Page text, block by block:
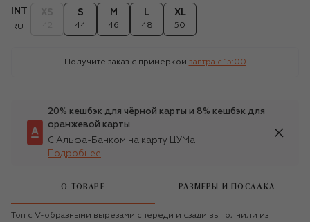
INT
RU
S
44
M
46
L
48
XL
50
Получите заказ с примеркой завтра c 15:00
20% кешбэк для чёрной карты и 8% кешбэк для
оранжевой карты
С Альфа-Банком на карту ЦУМа
Подробнее
О ТОВАРЕ РАЗМЕРЫ И ПОСАДКА
Топ с V-образными вырезами спереди и сзади выполнили из